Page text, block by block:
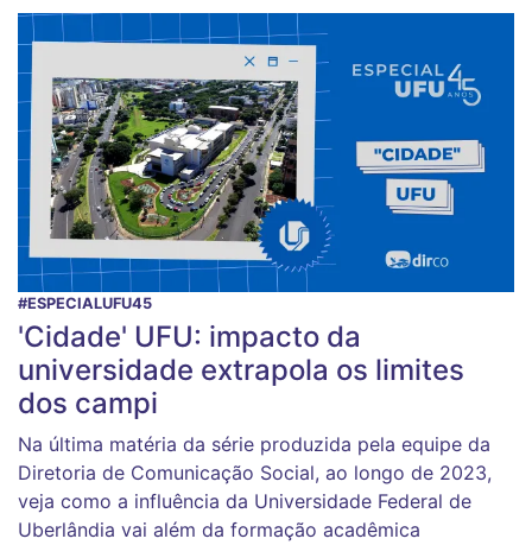
#ESPECIALUFU45
'Cidade' UFU: impacto da
universidade extrapola os limites
dos campi
Na última matéria da série produzida pela equipe da
Diretoria de Comunicação Social, ao longo de 2023,
veja como a influência da Universidade Federal de
Uberlândia vai além da formação acadêmica